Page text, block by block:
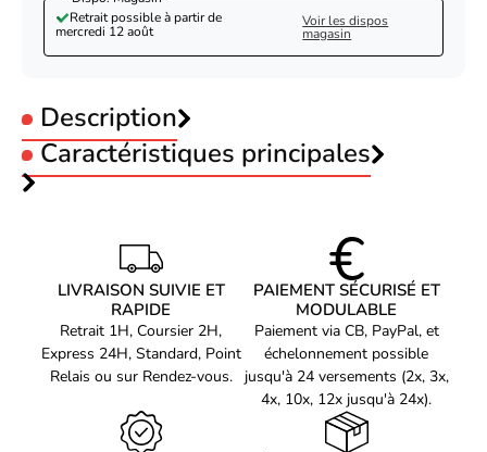
Retrait possible à partir de
mercredi 12 août
Voir les dispos
magasin
Description
XPPEN Artist 16 2nd CD160FH_BK - 5080LPI
16" Noir
Pour les professionnels de la création, la tablette graphique
XPPEN Artist 16 2nd est le choix ultime pour des résultats de
qualité supérieure. Avec sa résolution de 5080 Lpi et son format
de 16 pouces, cette tablette offre une précision et une surface de
travail idéales pour réaliser vos projets créatifs les plus exigeants.
La technologie au service de votre créativité
Caractéristiques principales
Format :16"
Avec Stylo
Filaire
Resolution :5080 Lpi
Connectique :USB-C
Connectique :HDMI
Système d'exploitation :Windows
Système d'exploitation :
Android
Système d'exploitation :Mac OS
Système d'exploitation :
Système d'exploitation :
Référence produit
Référence constructeur
CD160FH_BK
Voir les tablette graphique XPPEN
LIVRAISON SUIVIE ET
RAPIDE
Retrait 1H, Coursier 2H,
Express 24H, Standard, Point
Relais ou sur Rendez-vous.
PAIEMENT SÉCURISÉ ET
MODULABLE
Paiement via CB, PayPal, et
échelonnement possible
jusqu'à 24 versements (2x, 3x,
4x, 10x, 12x jusqu'à 24x).